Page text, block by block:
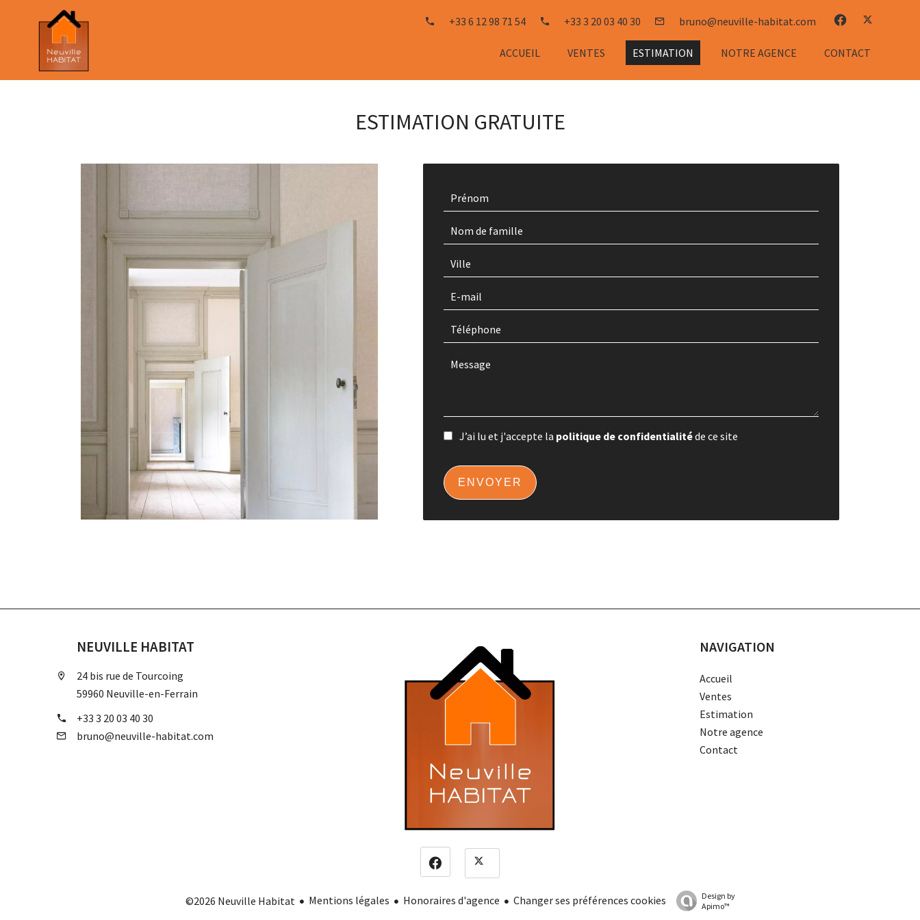
+33 6 12 98 71 54 +33 3 20 03 40 30 bruno@neuville-habitat.com
ACCUEIL VENTES ESTIMATION NOTRE AGENCE CONTACT
ESTIMATION GRATUITE
J’ai lu et j'accepte la politique de confidentialitéde ce site
ENVOYER
NEUVILLE HABITAT
24 bis rue de Tourcoing
59960 Neuville-en-Ferrain
+33 3 20 03 40 30
bruno@neuville-habitat.com
NAVIGATION
Accueil
Ventes
Estimation
Notre agence
Contact
©2026 Neuville Habitat Mentions légales Honoraires d'agence Changer ses préférences cookies
Design by
Apimo™